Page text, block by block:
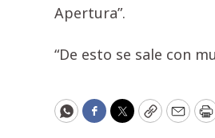
Apertura”.
“De esto se sale con
WhatsApp
Facebook
Twitter
CopyEmail